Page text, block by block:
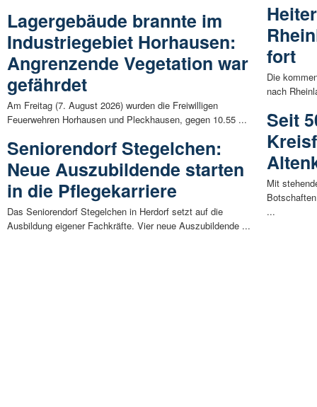
Lagergebäude brannte im
Industriegebiet Horhausen:
Angrenzende Vegetation war
gefährdet
Am Freitag (7. August 2026) wurden die Freiwilligen
Feuerwehren Horhausen und Pleckhausen, gegen 10.55 ...
Seniorendorf Stegelchen:
Neue Auszubildende starten
in die Pflegekarriere
Das Seniorendorf Stegelchen in Herdorf setzt auf die
Ausbildung eigener Fachkräfte. Vier neue Auszubildende ...
fort
Die
nach
Seit
Mit
...